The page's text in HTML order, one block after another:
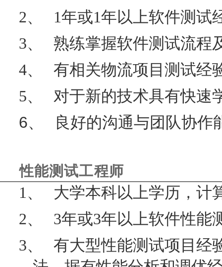
2、
1年或1年以上软件测试
3、
熟练掌握软件测试流程
4、
有相关物流项目测试经
5、
对于新的技术具有快速
6、 良好的沟通与团队协作
性能测试工程师
1、
大学本科以上学历，计
2、
3年或3年以上软件性能
3、
有大型性能测试项目经